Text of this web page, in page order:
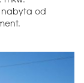
nabyta od